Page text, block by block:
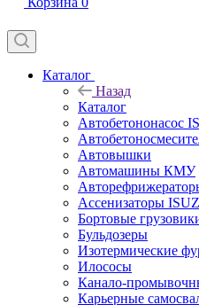
Каталог
Назад
Каталог
Автобетононасос
Автовышки
Автомашины КМУ
Ассенизаторы
Бортовые
Бульдозеры
Изотермические
Илососы
Канало-
Карьерные